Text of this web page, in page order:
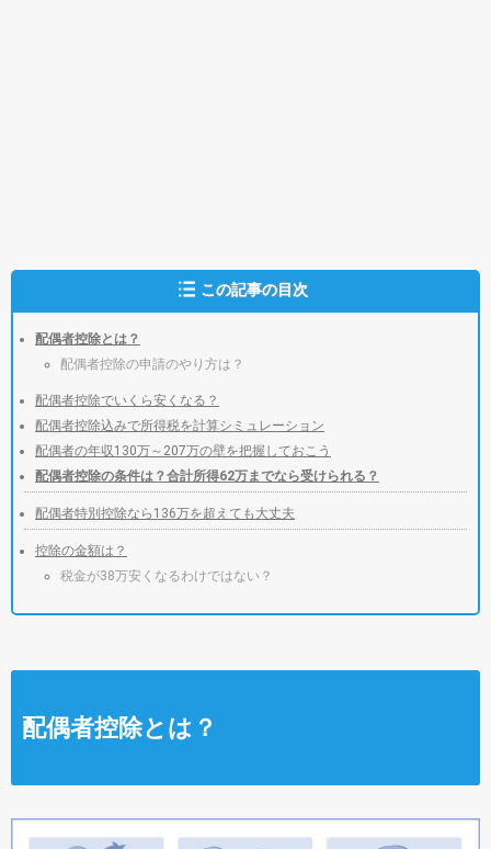
この記事の目次
配偶者控除とは？
配偶者控除の申請のやり方は？
配偶者控除でいくら安くなる？
配偶者控除込みで所得税を計算シミュレーション
配偶者の年収130万～207万の壁を把握しておこう
配偶者控除の条件は？合計所得62万までなら受けられる？
配偶者特別控除なら136万を超えても大丈夫
控除の金額は？
税金が38万安くなるわけではない？
配偶者控除とは？